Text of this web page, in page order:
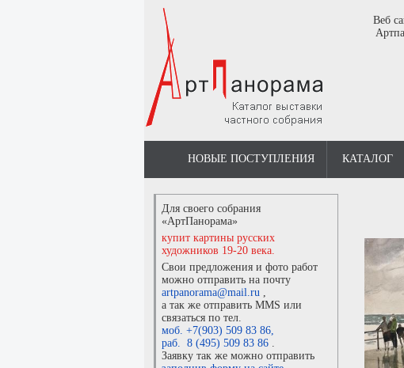
Веб
НОВЫЕ ПОСТУПЛЕНИЯ КАТАЛОГ
Для своего собрания
«АртПанорама»
купит картины русских
художников 19-20 века.
Свои предложения и фото работ
можно отправить на почту
artpanorama@mail.ru ,
а так же отправить MMS или
связаться по тел.
моб. +7(903) 509 83 86,
раб. 8 (495) 509 83 86 .
Заявку так же можно отправить